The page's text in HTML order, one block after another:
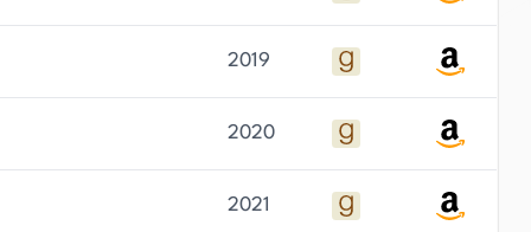
2019
2020
2021